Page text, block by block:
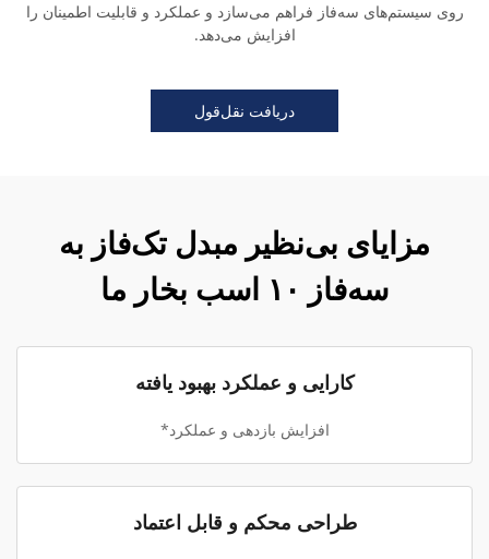
روی سیستم‌های سه‌فاز فراهم می‌سازد و عملکرد و قابلیت اطمینان را
افزایش می‌دهد.
دریافت نقل‌قول
مزایای بی‌نظیر مبدل تک‌فاز به
سه‌فاز ۱۰ اسب بخار ما
کارایی و عملکرد بهبود یافته
افزایش بازدهی و عملکرد*
طراحی محکم و قابل اعتماد